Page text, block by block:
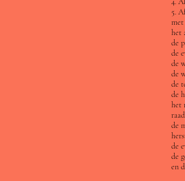
5.
met
het
de
de
de
de
de
de
het
de
de
de
en